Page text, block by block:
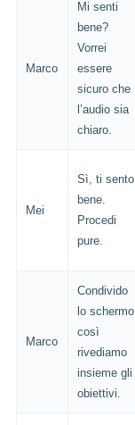
Marco
Mi senti
bene?
Vorrei
essere
sicuro che
l’audio sia
chiaro.
Mei
Sì, ti sento
bene.
Procedi
pure.
Marco
Condivido
lo schermo
così
rivediamo
insieme gli
obiettivi.